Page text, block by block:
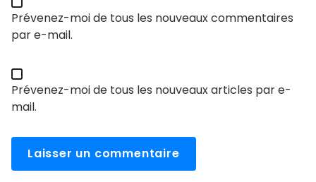
Prévenez-moi de tous les nouveaux commentaires
par e-mail.
Prévenez-moi de tous les nouveaux articles par e-
mail.